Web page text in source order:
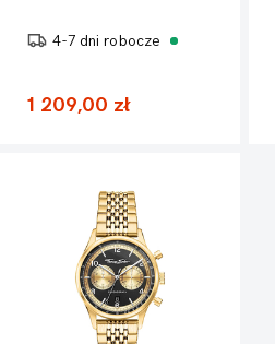
4-7 dni robocze
1 209,00 zł